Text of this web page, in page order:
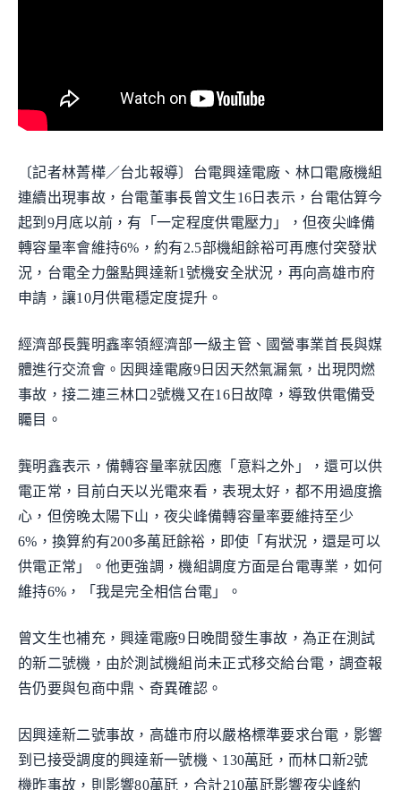
〔記者林菁樺／台北報導〕台電興達電廠、林口電廠機組
連續出現事故，台電董事長曾文生16日表示，台電估算今
起到9月底以前，有「一定程度供電壓力」，但夜尖峰備
轉容量率會維持6%，約有2.5部機組餘裕可再應付突發狀
況，台電全力盤點興達新1號機安全狀況，再向高雄市府
申請，讓10月供電穩定度提升。
經濟部長龔明鑫率領經濟部一級主管、國營事業首長與媒
體進行交流會。因興達電廠9日因天然氣漏氣，出現閃燃
事故，接二連三林口2號機又在16日故障，導致供電備受
矚目。
龔明鑫表示，備轉容量率就因應「意料之外」，還可以供
電正常，目前白天以光電來看，表現太好，都不用過度擔
心，但傍晚太陽下山，夜尖峰備轉容量率要維持至少
6%，換算約有200多萬瓩餘裕，即使「有狀況，還是可以
供電正常」。他更強調，機組調度方面是台電專業，如何
維持6%，「我是完全相信台電」。
曾文生也補充，興達電廠9日晚間發生事故，為正在測試
的新二號機，由於測試機組尚未正式移交給台電，調查報
告仍要與包商中鼎、奇異確認。
因興達新二號事故，高雄市府以嚴格標準要求台電，影響
到已接受調度的興達新一號機、130萬瓩，而林口新2號
機昨事故，則影響80萬瓩，合計210萬瓩影響夜尖峰約